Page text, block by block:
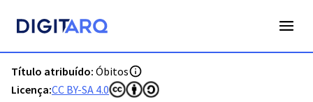
Título atribuído: Óbitos
Licença:CC BY-SA 4.0